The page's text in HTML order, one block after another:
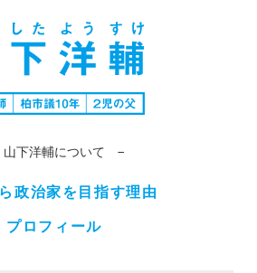
下洋輔について −
政治家を目指す理由
プロフィール